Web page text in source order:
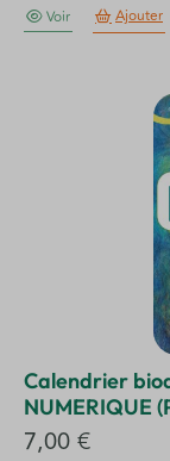
Voir Ajouter
Calendrier
NUMERIQUE
7,00€